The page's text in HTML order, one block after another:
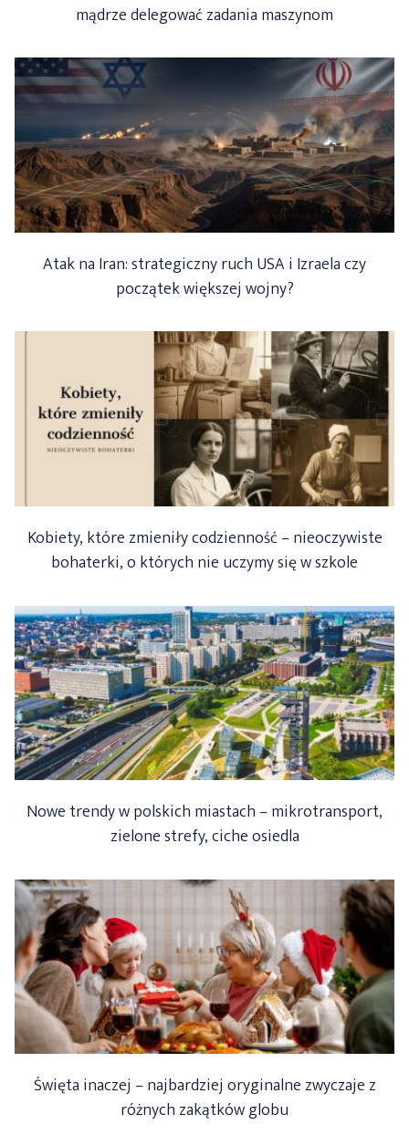
mądrze delegować zadania maszynom
Atak na Iran: strategiczny ruch USA i Izraela czy
początek większej wojny?
Kobiety, które zmieniły codzienność – nieoczywiste
bohaterki, o których nie uczymy się w szkole
Nowe trendy w polskich miastach – mikrotransport,
zielone strefy, ciche osiedla
Święta inaczej – najbardziej oryginalne zwyczaje z
różnych zakątków globu